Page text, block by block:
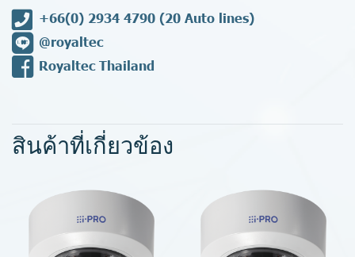
+66(0) 2934 4790 (20 Auto lines)
@royaltec
Royaltec Thailand
สินค้าที่เกี่ยวข้อง